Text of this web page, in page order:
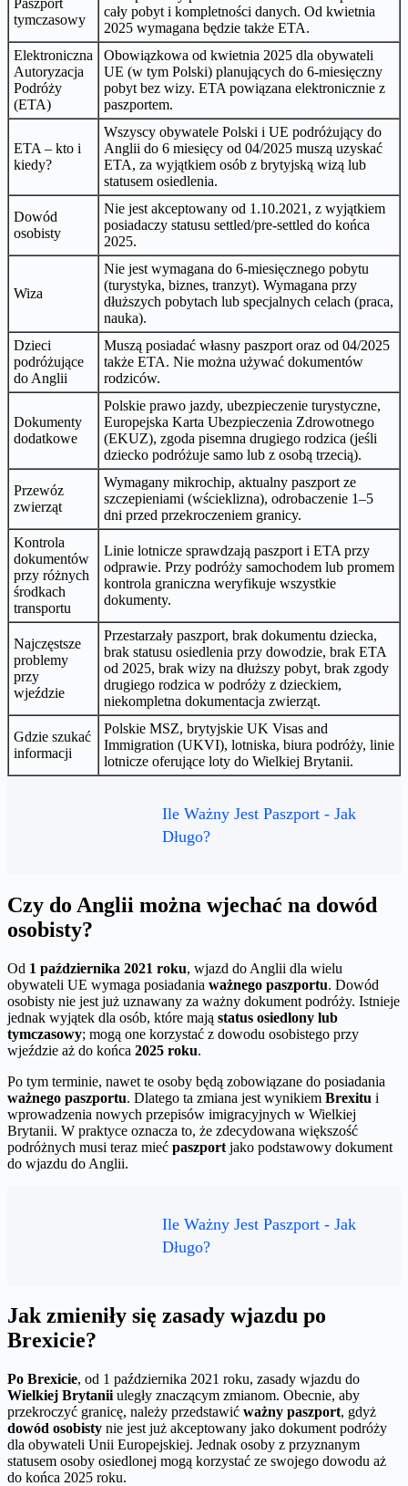
Paszport
tymczasowy
cały pobyt i kompletności danych. Od kwietnia
2025 wymagana będzie także ETA.
Elektroniczna
Autoryzacja
Podróży
(ETA)
Obowiązkowa od kwietnia 2025 dla obywateli
UE (w tym Polski) planujących do 6-miesięczny
pobyt bez wizy. ETA powiązana elektronicznie z
paszportem.
ETA – kto i
kiedy?
Wszyscy obywatele Polski i UE podróżujący do
Anglii do 6 miesięcy od 04/2025 muszą uzyskać
ETA, za wyjątkiem osób z brytyjską wizą lub
statusem osiedlenia.
Dowód
osobisty
Nie jest akceptowany od 1.10.2021, z wyjątkiem
posiadaczy statusu settled/pre-settled do końca
2025.
Wiza
Nie jest wymagana do 6-miesięcznego pobytu
(turystyka, biznes, tranzyt). Wymagana przy
dłuższych pobytach lub specjalnych celach (praca,
nauka).
Dzieci
podróżujące
do Anglii
Muszą posiadać własny paszport oraz od 04/2025
także ETA. Nie można używać dokumentów
rodziców.
Dokumenty
dodatkowe
Polskie prawo jazdy, ubezpieczenie turystyczne,
Europejska Karta Ubezpieczenia Zdrowotnego
(EKUZ), zgoda pisemna drugiego rodzica (jeśli
dziecko podróżuje samo lub z osobą trzecią).
Przewóz
zwierząt
Wymagany mikrochip, aktualny paszport ze
szczepieniami (wścieklizna), odrobaczenie 1–5
dni przed przekroczeniem granicy.
Kontrola
dokumentów
przy różnych
środkach
transportu
Linie lotnicze sprawdzają paszport i ETA przy
odprawie. Przy podróży samochodem lub promem
kontrola graniczna weryfikuje wszystkie
dokumenty.
Najczęstsze
problemy
przy
wjeździe
Przestarzały paszport, brak dokumentu dziecka,
brak statusu osiedlenia przy dowodzie, brak ETA
od 2025, brak wizy na dłuższy pobyt, brak zgody
drugiego rodzica w podróży z dzieckiem,
niekompletna dokumentacja zwierząt.
Gdzie szukać
informacji
Polskie MSZ, brytyjskie UK Visas and
Immigration (UKVI), lotniska, biura podróży, linie
lotnicze oferujące loty do Wielkiej Brytanii.
Ile Ważny Jest Paszport - Jak
Długo?
Czy do Anglii można wjechać na dowód
osobisty?
Od 1 października 2021 roku, wjazd do Anglii dla wielu
obywateli UE wymaga posiadania ważnego paszportu. Dowód
osobisty nie jest już uznawany za ważny dokument podróży. Istnieje
jednak wyjątek dla osób, które mają status osiedlony lub
tymczasowy; mogą one korzystać z dowodu osobistego przy
wjeździe aż do końca 2025 roku.
Po tym terminie, nawet te osoby będą zobowiązane do posiadania
ważnego paszportu. Dlatego ta zmiana jest wynikiem Brexitu i
wprowadzenia nowych przepisów imigracyjnych w Wielkiej
Brytanii. W praktyce oznacza to, że zdecydowana większość
podróżnych musi teraz mieć paszport jako podstawowy dokument
do wjazdu do Anglii.
Ile Ważny Jest Paszport - Jak
Długo?
Jak zmieniły się zasady wjazdu po
Brexicie?
Po Brexicie, od 1 października 2021 roku, zasady wjazdu do
Wielkiej Brytanii uległy znaczącym zmianom. Obecnie, aby
przekroczyć granicę, należy przedstawić ważny paszport, gdyż
dowód osobisty nie jest już akceptowany jako dokument podróży
dla obywateli Unii Europejskiej. Jednak osoby z przyznanym
statusem osoby osiedlonej mogą korzystać ze swojego dowodu aż
do końca 2025 roku.